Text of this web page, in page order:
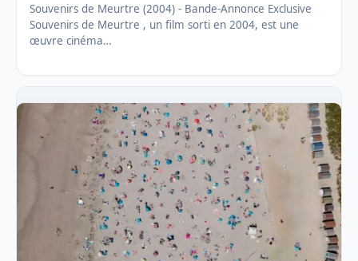
Souvenirs de Meurtre (2004) - Bande-Annonce Exclusive
Souvenirs de Meurtre , un film sorti en 2004, est une
œuvre cinéma…